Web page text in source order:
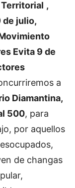
Territorial ,
de julio,
Evita 9 de
a
Diamantina,
500, para
por aquellos
de changas